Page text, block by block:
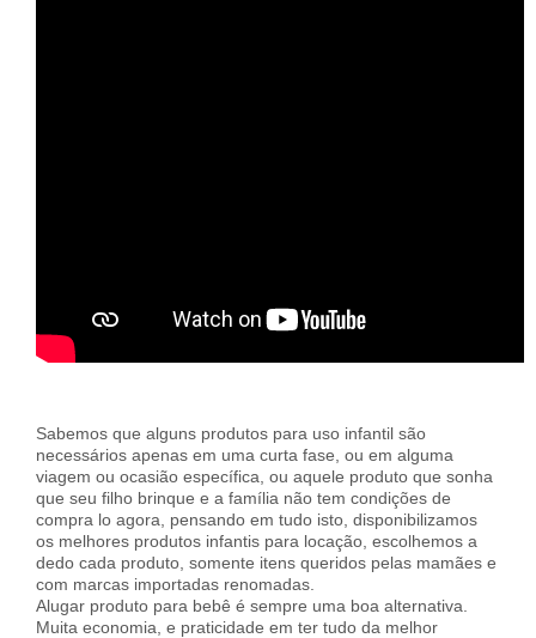
Sabemos que alguns produtos para uso infantil são
necessários apenas em uma curta fase, ou em alguma
viagem ou ocasião específica, ou aquele produto que sonha
que seu filho brinque e a família não tem condições de
compra lo agora, pensando em tudo isto, disponibilizamos
os melhores produtos infantis para locação, escolhemos a
dedo cada produto, somente itens queridos pelas mamães e
com marcas importadas renomadas.
Alugar produto para bebê é sempre uma boa alternativa.
Muita economia, e praticidade em ter tudo da melhor